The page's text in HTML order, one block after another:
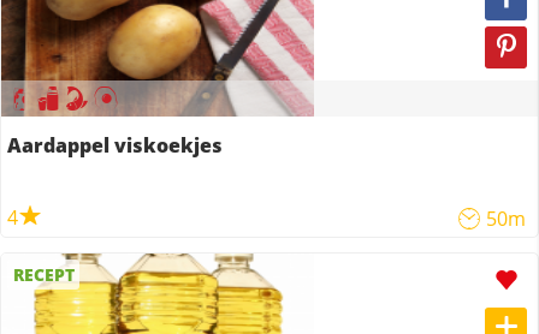
Aardappel viskoekjes
4 50m
RECEPT